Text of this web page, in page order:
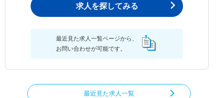
求人を探してみる
最近見た求人一覧ページから、
お問い合わせが可能です。
最近見た求人一覧